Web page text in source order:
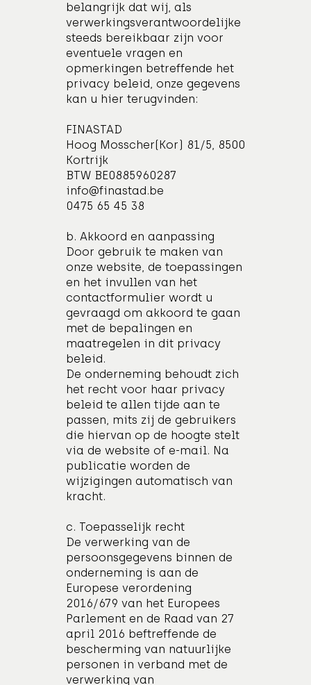
belangrijk dat wij, als
verwerkingsverantwoordelijke
steeds bereikbaar zijn voor
eventuele vragen en
opmerkingen betreffende het
privacy beleid, onze gegevens
kan u hier terugvinden:
FINASTAD
Hoog Mosscher(Kor) 81/5, 8500
Kortrijk
BTW BE0885960287
info@finastad.be
0475 65 45 38
b. Akkoord en aanpassing
Door gebruik te maken van
onze website, de toepassingen
en het invullen van het
contactformulier wordt u
gevraagd om akkoord te gaan
met de bepalingen en
maatregelen in dit privacy
beleid.
De onderneming behoudt zich
het recht voor haar privacy
beleid te allen tijde aan te
passen, mits zij de gebruikers
die hiervan op de hoogte stelt
via de website of e-mail. Na
publicatie worden de
wijzigingen automatisch van
kracht.
c. Toepasselijk recht
De verwerking van de
persoonsgegevens binnen de
onderneming is aan de
Europese verordening
2016/679 van het Europees
Parlement en de Raad van 27
april 2016 beftreffende de
bescherming van natuurlijke
personen in verband met de
verwerking van